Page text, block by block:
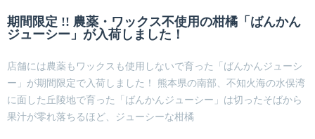
期間限定 !! 農薬・ワックス不使用の柑橘「ばんかん
ジューシー」が入荷しました！
店舗には農薬もワックスも使用しないで育った「ばんかんジューシ
ー」が期間限定で入荷しました！ 熊本県の南部、不知火海の水俣湾
に面した丘陵地で育った「ばんかんジューシー」は切ったそばから
果汁が零れ落ちるほど、ジューシーな柑橘